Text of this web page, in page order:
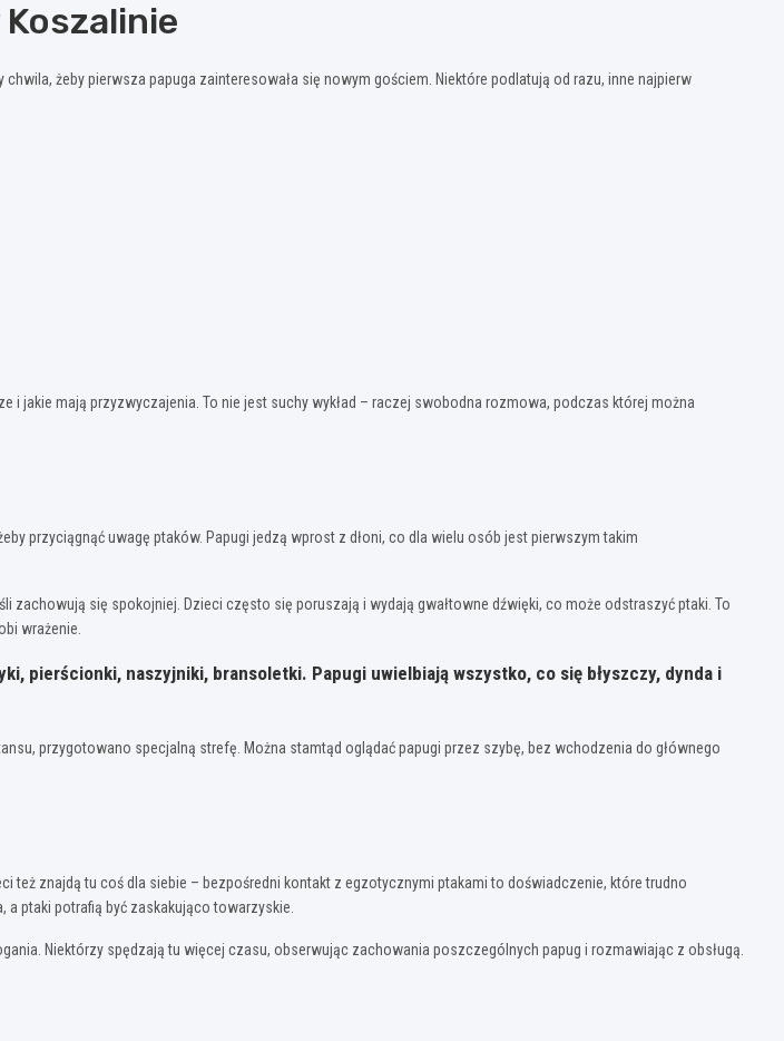
żeby pierwsza papuga zainteresowała się nowym gościem. Niektóre podlatują od razu, inne najpierw
jakie mają przyzwyczajenia. To nie jest suchy wykład – raczej swobodna rozmowa, podczas której można
przyciągnąć uwagę ptaków. Papugi jedzą wprost z dłoni, co dla wielu osób jest pierwszym takim
się spokojniej. Dzieci często się poruszają i wydają gwałtowne dźwięki, co może odstraszyć ptaki. To
wrażenie.
pierścionki, naszyjniki, bransoletki. Papugi uwielbiają wszystko, co się błyszczy, dynda i
przygotowano specjalną strefę. Można stamtąd oglądać papugi przez szybę, bez wchodzenia do głównego
też znajdą tu coś dla siebie – bezpośredni kontakt z egzotycznymi ptakami to doświadczenie, które trudno
ptaki potrafią być zaskakująco towarzyskie.
Niektórzy spędzają tu więcej czasu, obserwując zachowania poszczególnych papug i rozmawiając z obsługą.